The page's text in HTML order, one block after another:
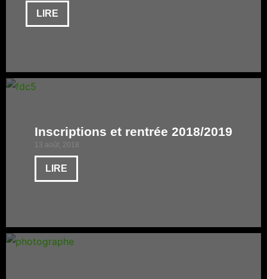
LIRE
Inscriptions et rentrée 2018/2019
13 août, 2018
LIRE